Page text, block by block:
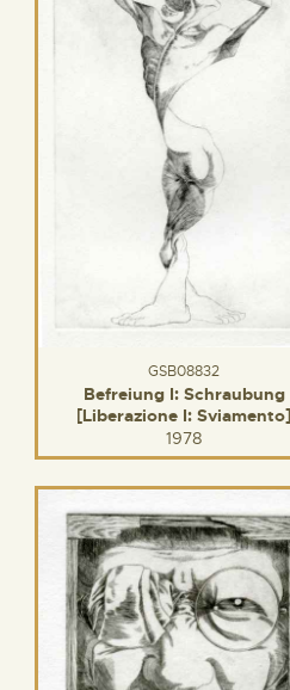
GSB08832
Befreiung I: Schraubung
[Liberazione I: Sviamento]
1978